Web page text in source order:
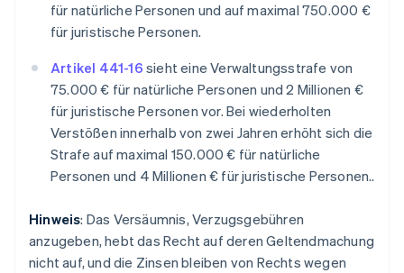
für natürliche Personen und auf maximal 750.000 €
für juristische Personen.
Artikel 441-16 sieht eine Verwaltungsstrafe von
75.000 € für natürliche Personen und 2 Millionen €
für juristische Personen vor. Bei wiederholten
Verstößen innerhalb von zwei Jahren erhöht sich die
Strafe auf maximal 150.000 € für natürliche
Personen und 4 Millionen € für juristische Personen..
Hinweis: Das Versäumnis, Verzugsgebühren
anzugeben, hebt das Recht auf deren Geltendmachung
nicht auf, und die Zinsen bleiben von Rechts wegen